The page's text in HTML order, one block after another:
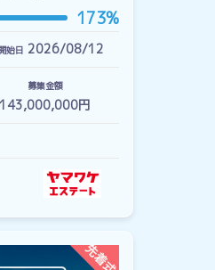
173%
始日 2026/08/12
募集金額
143,000,000円